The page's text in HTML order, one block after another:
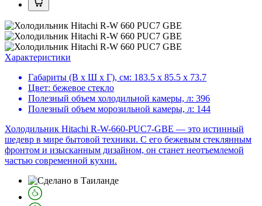
Характеристики
Габариты (В х Ш х Г), см: 183.5 х 85.5 х 73.7
Цвет: бежевое стекло
Полезный объем холодильной камеры, л: 396
Полезный объем морозильной камеры, л: 144
Холодильник Hitachi R-W-660-PUC7-GBE — это истинный
шедевр в мире бытовой техники. С его бежевым стеклянным
фронтом и изысканным дизайном, он станет неотъемлемой
частью современной кухни.